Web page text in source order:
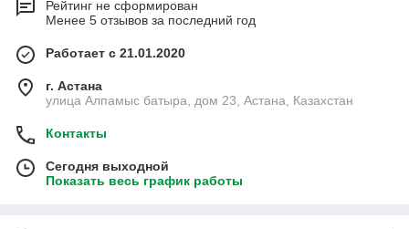
Рейтинг не сформирован
Менее 5 отзывов за последний год
Работает с 21.01.2020
г. Астана
улица Алпамыс батыра, дом 23, Астана, Казахстан
Контакты
Сегодня выходной
Показать весь график работы